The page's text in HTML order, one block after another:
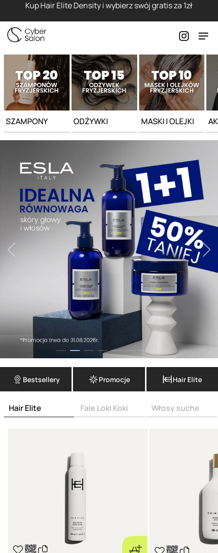
Kup Hair Elite Density i wybierz swój gratis za 1zł
SZAMPONY ODŻYWKI MASKI I OLEJKI
Bestsellery Promocje Hair Elite
Hair Elite Fale Loki Koki Włosy suche
Strona główna - Cyber Salon